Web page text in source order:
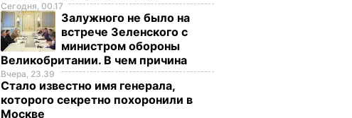
Сегодня, 00.17
Залужного не было на
встрече Зеленского с
министром обороны
Великобритании. В чем причина
Вчера, 23.39
Стало известно имя генерала,
которого секретно похоронили в
Москве